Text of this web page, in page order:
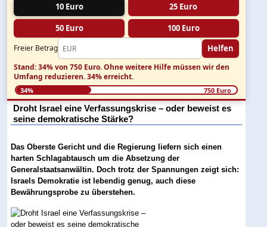
10 Euro
25 Euro
50 Euro 100 Euro
Freier Betrag Helfen
Stand: 34% von 750 Euro.Ohne weitere Hilfe müssen wir den
Umfang reduzieren.34% erreicht.
34% 750 Euro
Droht Israel eine Verfassungskrise – oder beweist es
seine demokratische Stärke?
Das Oberste Gericht und die Regierung liefern sich einen
harten Schlagabtausch um die Absetzung der
Generalstaatsanwältin. Doch trotz der Spannungen zeigt sich:
Israels Demokratie ist lebendig genug, auch diese
Bewährungsprobe zu überstehen.